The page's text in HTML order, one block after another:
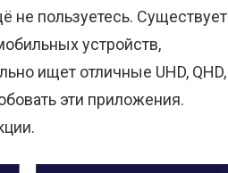
не пользуетесь. Существует
устройств,
ищет отличные UHD, QHD,
эти приложения.